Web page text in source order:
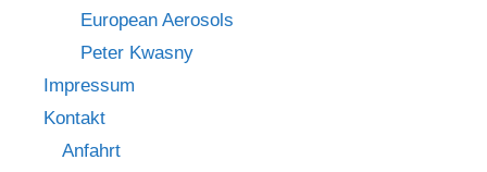
European Aerosols
Peter Kwasny
Impressum
Kontakt
Anfahrt